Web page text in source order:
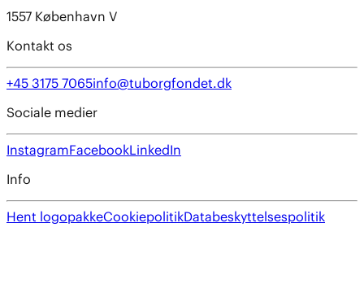
1557 København V
Kontakt os
+45 3175 7065info@tuborgfondet.dk
Sociale medier
InstagramFacebookLinkedIn
Info
Hent logopakkeCookiepolitikDatabeskyttelsespolitik